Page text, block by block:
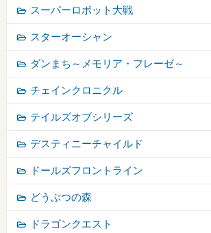
スーパーロボット大戦
スターオーシャン
ダンまち～メモリア・フレーゼ～
チェインクロニクル
テイルズオブシリーズ
デスティニーチャイルド
ドールズフロントライン
どうぶつの森
ドラゴンクエスト